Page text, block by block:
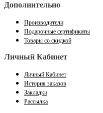
Дополнительно
Производители
Подарочные сертификаты
Товары со скидкой
Личный Кабинет
Личный Кабинет
История заказов
Закладки
Рассылка